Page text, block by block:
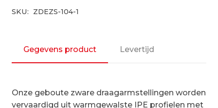
aantal
SKU: ZDEZS-104-1
Gegevens product Levertijd
Onze geboute zware draagarmstellingen worden
vervaardigd uit warmgewalste IPE profielen met